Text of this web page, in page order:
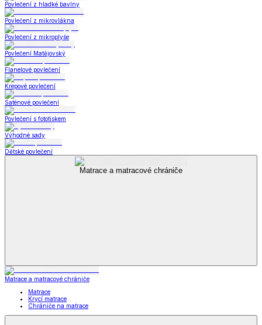
Povlečení z hladké bavlny
Povlečení z mikrovlákna
Povlečení z mikroplyše
Povlečení Matějovský
Flanelové povlečení
Krepové povlečení
Saténové povlečení
Povlečení s fototiskem
Výhodné sady
Dětské povlečení
Matrace a matracové chrániče
Matrace a matracové chrániče
Matrace
Krycí matrace
Chrániče na matrace